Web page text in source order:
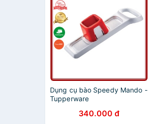
Dụng cụ bào Speedy Mando -
Tupperware
340.000 đ